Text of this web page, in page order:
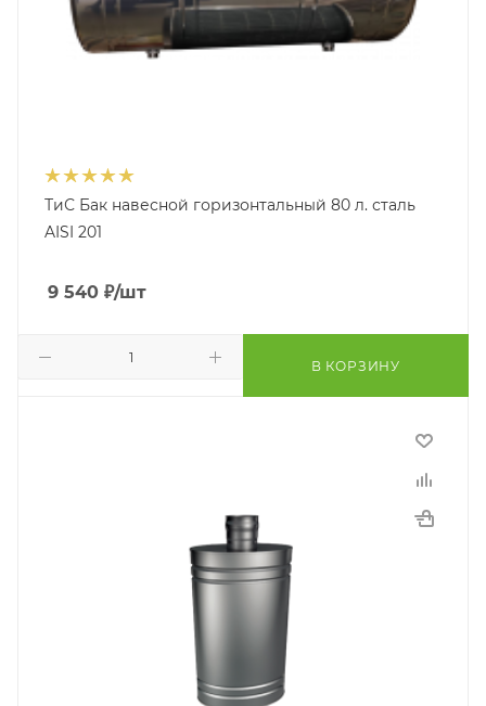
ТиС Бак навесной горизонтальный 80 л. сталь
AISI 201
9 540 ₽/шт
В КОРЗИНУ